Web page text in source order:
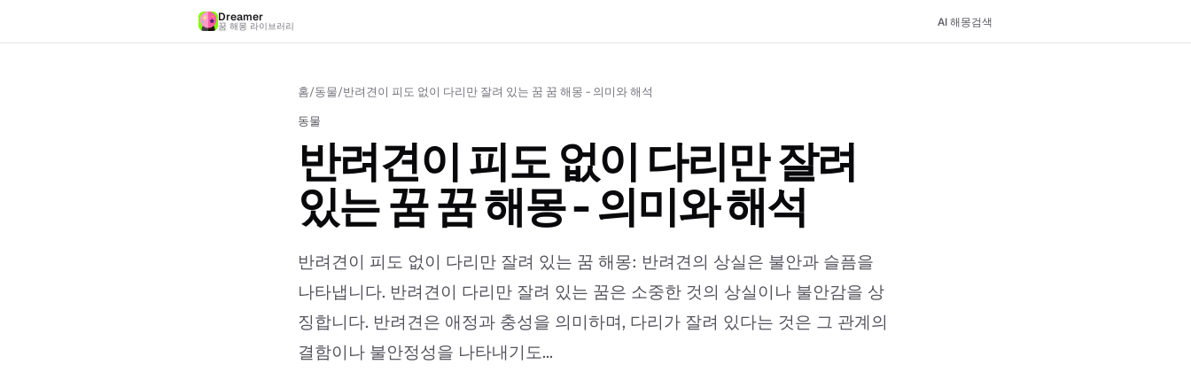
Dreamer
꿈 해몽 라이브러리 AI 해몽검색
홈/동물/반려견이 피도 없이 다리만 잘려 있는 꿈 꿈 해몽 - 의미와 해석
동물
반려견이 피도 없이 다리만 잘려
있는 꿈 꿈 해몽 - 의미와 해석
반려견이 피도 없이 다리만 잘려 있는 꿈 해몽: 반려견의 상실은 불안과 슬픔을
나타냅니다. 반려견이 다리만 잘려 있는 꿈은 소중한 것의 상실이나 불안감을 상
징합니다. 반려견은 애정과 충성을 의미하며, 다리가 잘려 있다는 것은 그 관계의
결함이나 불안정성을 나타내기도...